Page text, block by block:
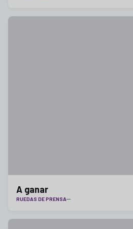
A ganar
RUEDAS DE PRENSA